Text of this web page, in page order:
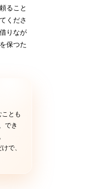
ること
くださ
りなが
保つた
とも
でき
で、